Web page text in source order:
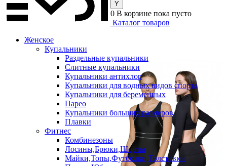
0 В корзине пока пусто
Каталог товаров
Женское
Купальники
Раздельные купальники
Слитные купальники
Купальники антихлор
Купальники для водных видов спорта
Купальники для беременных
Парео
Купальники больших размеров
Плавки
Фитнес
Комбинезоны
Лосины,Брюки,Шорты
Майки,Топы,Футболки,Толстовки